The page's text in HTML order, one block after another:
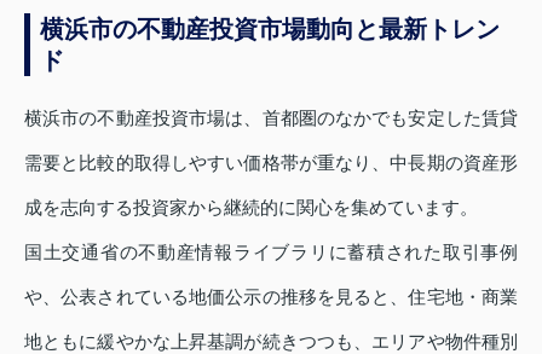
横浜市の不動産投資市場動向と最新トレン
ド
横浜市の不動産投資市場は、首都圏のなかでも安定した賃貸
需要と比較的取得しやすい価格帯が重なり、中長期の資産形
成を志向する投資家から継続的に関心を集めています。
国土交通省の不動産情報ライブラリに蓄積された取引事例
や、公表されている地価公示の推移を見ると、住宅地・商業
地ともに緩やかな上昇基調が続きつつも、エリアや物件種別